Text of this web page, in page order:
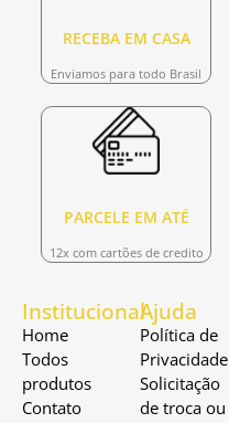
RECEBA EM CASA
Enviamos para todo Brasil
PARCELE EM ATÉ
12x com cartões de credito
Institucional
Home
Todos
produtos
Contato
Ajuda
Política de
Privacidade
Solicitação
de troca ou